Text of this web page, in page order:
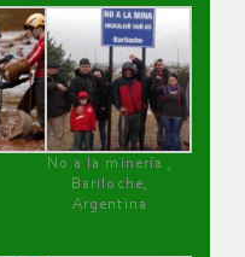
No a la minería ,
Bariloche,
Argentina